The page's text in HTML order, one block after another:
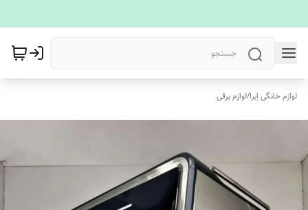
لوازم خانگی اِبرا/لوازم برقی